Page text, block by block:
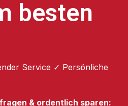
besten
Service ✓ Persönliche
& ordentlich sparen: